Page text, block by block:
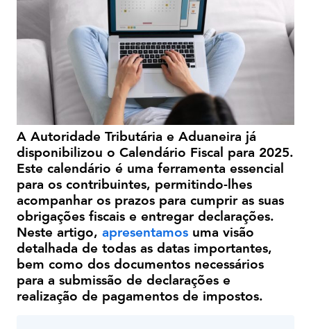
A Autoridade Tributária e Aduaneira já
disponibilizou o Calendário Fiscal para 2025.
Este calendário é uma ferramenta essencial
para os contribuintes, permitindo-lhes
acompanhar os prazos para cumprir as suas
obrigações fiscais e entregar declarações.
Neste artigo, apresentamos uma visão
detalhada de todas as datas importantes,
bem como dos documentos necessários
para a submissão de declarações e
realização de pagamentos de impostos.